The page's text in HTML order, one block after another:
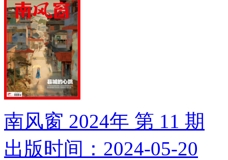
南风窗 2024年 第 11 期
出版时间：2024-05-20